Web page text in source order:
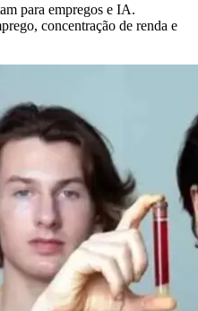
para empregos e IA.
concentração de renda e